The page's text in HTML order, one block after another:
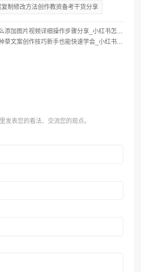
制修改方法创作教资备考干货分享
# 上一篇：小红书发帖怎么添加图片视频详细操作步骤分享_小红书怎么发贴
# 下一篇：高转化小红书种草文案创作技巧新手也能快速学会_小红书种草项目 教程
表您的看法、交流您的观点。